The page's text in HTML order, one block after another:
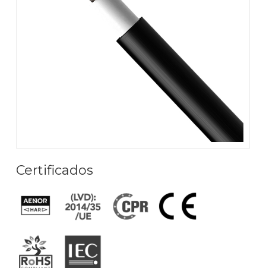
Certificados